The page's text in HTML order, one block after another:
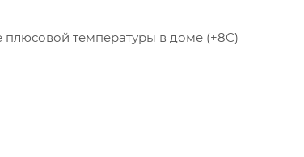
температуры в доме (+8C)